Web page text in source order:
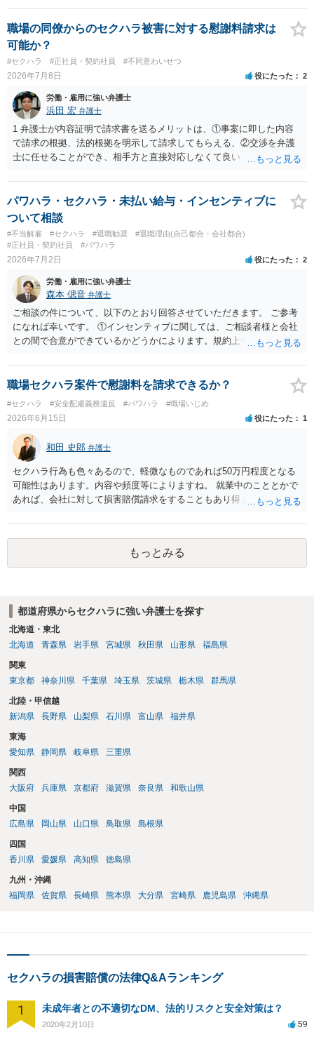
職場の同僚からのセクハラ被害に対する慰謝料請求は
可能か？
#セクハラ #正社員・契約社員 #不同意わいせつ
2026年7月8日 役にたった 2
労働・雇用に強い弁護士
浜田 宏 弁護士
1 弁護士が内容証明で請求書を送るメリットは、①事案に即した内容
で請求の根拠、法的根拠を明示して請求してもらえる、②交渉を弁護
士に任せることができ、相手方と直接対応しなくて良い、というとこ
請求は可能ですが、相手が任意に払うかどうかは分かりません。 ２
民事訴訟に証拠の制限はありませんが、秘密録音はプライバシー保護
の観点から、裁判の証拠にする場合には注意が必要です(証拠排除され
る場合があります。)。 ３ 会社がどういう証拠に基づいて、誰が判断
したかわかりませんが、会社がセクハラ認定しなかったからといっ
て、裁判所も認定しないとは限りません。具体的な証拠とそれで認定
しないようにして下さい。そういう報復的なことをしなければ名誉毀
損にはなりません。反訴は貴女が加害行為をしなければ、通常は起こ
されません。 ５ 裁判をして、和解すれば和解金が入ります。 勝訴
判決を得て確定すれば、判決認容額を払ってもらいます。任意に支払
わない場合には、給与や預貯金、不動産などの財産を差押えます。
難易度によって変わります。また、現在は弁護士報酬は自由化されて
いますので、依頼する弁護士によっても費用は変わってきます。
パワハラ・セクハラ・未払い給与・インセンティブに
ついて相談
#不当解雇 #セクハラ #退職勧奨
#退職理由(自己都合・会社都合)
#正社員・契約社員
#パワハラ
2026年7月2日 役にたった 2
労働・雇用に強い弁護士
森本 偲音 弁護士
ご相談の件について、以下のとおり回答させていただきます。 ご参考
になれば幸いです。 ①インセンティブに関しては、ご相談者様と会社
との間で合意ができているかどうかによります。規約上そのような合
は口頭でも成立しますが、裁判等で争点となった場合には録音等の証
拠がない限り立証が困難となり、請求が認められない可能性がござい
ます。 ②未払給与に関しては労務を提供しているのにもかかわらず支
払われていない場合は、契約違反となりますので請求可能かと存じま
す。 ③休日・時間外労働については、休日・時間外労働があったこと
を示す証拠があるかまずは確認する必要があるかと存じます。 ④パワ
ハラ・セクハラに関しては、具体的な言動の内容によって判断が分か
れますので、録音データやLINEでのやり取り等を確認する必要がある
かと存じます。 ⑤退職勧奨については退職する意思がないのであれば
きっぱりと断ればよく、解雇については不当な解雇である場合には解
雇無効を争うなどの対応が考えられます。 回答としては以上になりま
すが、まずは、資料一式をご持参いただき最寄りの法律事務所にご相
談するか、労働基準監督署に相談する等の対応をしていただくことが
職場セクハラ案件で慰謝料を請求できるか？
#セクハラ #安全配慮義務違反 #パワハラ #職場いじめ
2026年6月15日 役にたった 1
和田 史郎 弁護士
セクハラ行為も色々あるので、軽微なものであれば50万円程度となる
可能性はあります。内容や頻度等によりますね。 就業中のこととかで
あれば、会社に対して損害賠償請求をすることもあり得ます。
もっとみる
都道府県からセクハラに強い弁護士を探す
北海道・東北
北海道
青森県 岩手県 宮城県 秋田県 山形県 福島県
関東
東京都
神奈川県 千葉県 埼玉県 茨城県 栃木県 群馬県
北陸・甲信越
新潟県
長野県 山梨県 石川県 富山県 福井県
東海
愛知県
静岡県 岐阜県 三重県
関西
大阪府
兵庫県 京都府 滋賀県 奈良県 和歌山県
中国
広島県
岡山県 山口県 鳥取県 島根県
四国
香川県
愛媛県 高知県 徳島県
九州・沖縄
福岡県
佐賀県 長崎県 熊本県 大分県 宮崎県 鹿児島県 沖縄県
セクハラの損害賠償の法律Q&Aランキング
1 未成年者との不適切なDM、法的リスクと安全対策は？
2020年2月10日 59